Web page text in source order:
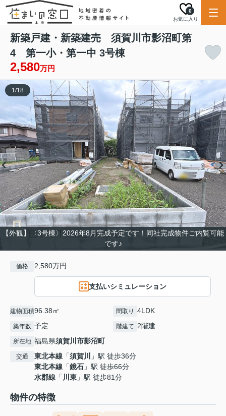
お気に入り
0
新築戸建・新築建売 須賀川市影沼町第
4 第一小・第一中 3号棟
2,580万円
【外観】〈3号棟〉2026年8月完成予定です！同社完成物件ご内覧可能
です♪
1/18
価格 2,580万円
支払いシミュレーション
建物面積96.38㎡ 間取り 4LDK
築年数 予定 階建て 2階建
所在地 福島県須賀川市影沼町
交通 東北本線 「須賀川
」駅 徒歩36分
東北本線 「鏡石 」駅 徒歩66分
水郡線 「 川東 」駅 徒歩81分
物件の特徴